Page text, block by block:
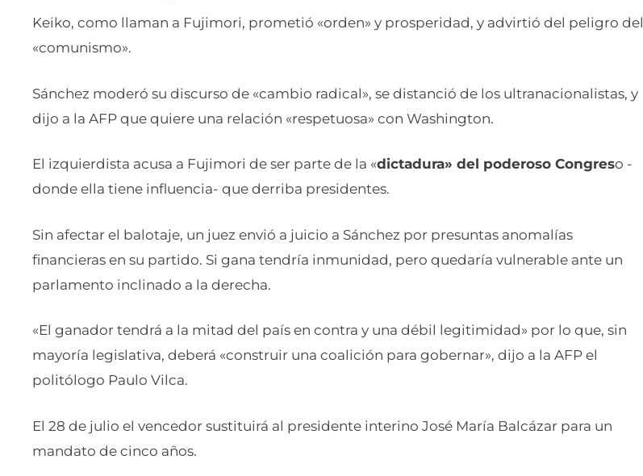
Keiko, como llaman a Fujimori, prometió «orden» y prosperidad, y advirtió del peligro del
«comunismo».
Sánchez moderó su discurso de «cambio radical», se distanció de los ultranacionalistas, y
dijo a la AFP que quiere una relación «respetuosa» con Washington.
El izquierdista acusa a Fujimori de ser parte de la «dictadura» del poderoso Congreso -
donde ella tiene influencia- que derriba presidentes.
Sin afectar el balotaje, un juez envió a juicio a Sánchez por presuntas anomalías
financieras en su partido. Si gana tendría inmunidad, pero quedaría vulnerable ante un
parlamento inclinado a la derecha.
«El ganador tendrá a la mitad del país en contra y una débil legitimidad» por lo que, sin
mayoría legislativa, deberá «construir una coalición para gobernar», dijo a la AFP el
politólogo Paulo Vilca.
El 28 de julio el vencedor sustituirá al presidente interino José María Balcázar para un
mandato de cinco años.